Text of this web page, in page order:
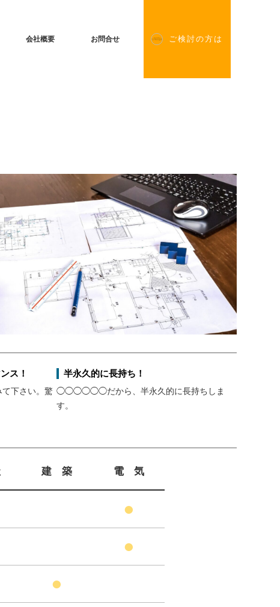
ご検討の方は
会社概要 お問合せ
ス！
下さい。驚
半永久的に長持ち！
◯◯◯◯◯◯だから、半永久的に長持ちしま
す。
建 築 電 気
●
●
●